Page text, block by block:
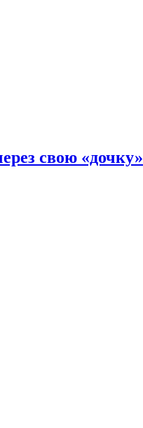
свою «дочку»